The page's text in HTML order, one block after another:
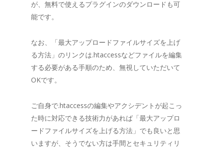
が、無料で使えるプラグインのダウンロードも可
能です。
なお、「最大アップロードファイルサイズを上げ
る方法」のリンクは.htaccessなどファイルを編集
する必要がある手順のため、無視していただいて
OKです。
ご自身で.htaccessの編集やアクシデントが起こっ
た時に対応できる技術力があれば「最大アップロ
ードファイルサイズを上げる方法」でも良いと思
いますが、そうでない方は手間とセキュリティリ